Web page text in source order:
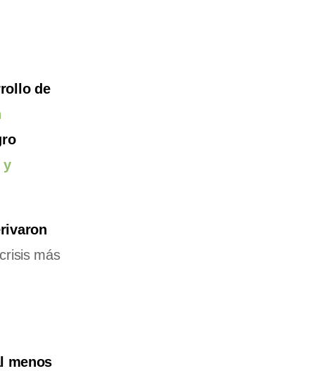
de
y
más
menos